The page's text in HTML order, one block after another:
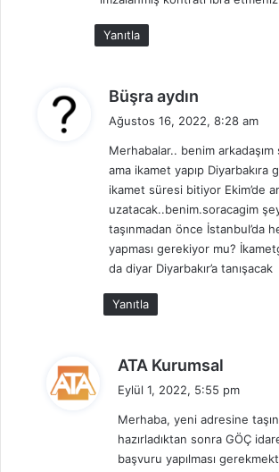
Yanıtla
Büşra aydın
i
k
i
:
Ağustos 16, 2022, 8:28 am
Merhabalar.. benim arkadaşım
ama ikamet yapıp Diyarbakıra
ikamet süresi bitiyor Ekim’de
uzatacak..benim.soracagim
taşınmadan önce İstanbul’da
yapması gerekiyor mu?
da diyar Diyarbakır’a tanışacak
Yanıtla
ATA Kurumsal
i
k
i
Eylül 1, 2022, 5:55 pm
Merhaba, yeni adresine
hazırladıktan sonra GÖÇ
başvuru yapılması